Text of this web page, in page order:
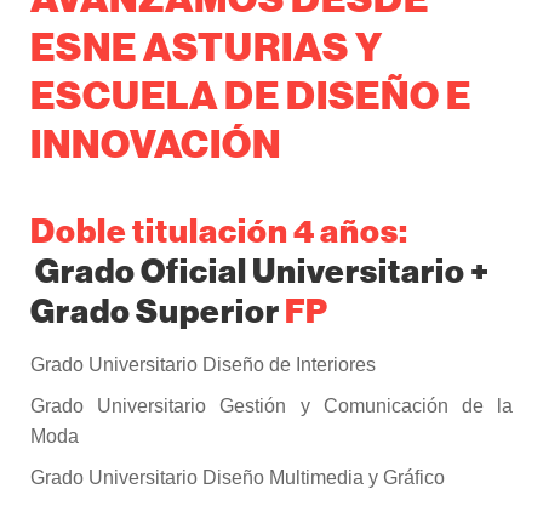
ESNE ASTURIAS Y
ESCUELA DE DISEÑO E
INNOVACIÓN
Doble titulación 4 años:
Grado Oficial Universitario +
Grado SuperiorFP
Grado Universitario Diseño de Interiores
Grado Universitario Gestión y Comunicación de la
Moda
Grado Universitario Diseño Multimedia y Gráfico